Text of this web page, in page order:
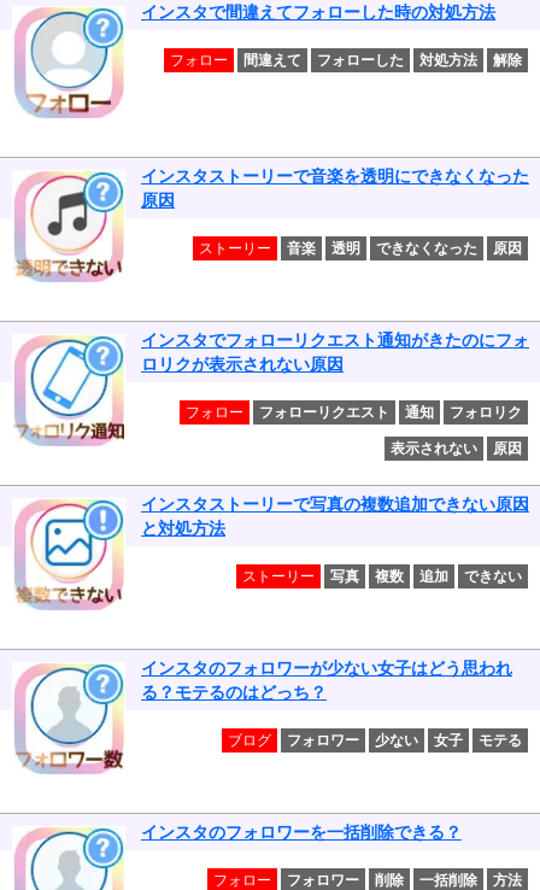
インスタで間違えてフォローした時の対処方法
フォロー 間違えて フォローした 対処方法 解除
インスタストーリーで音楽を透明にできなくなった
原因
ストーリー 音楽 透明 できなくなった 原因
インスタでフォローリクエスト通知がきたのにフォ
ロリクが表示されない原因
フォロー フォローリクエスト 通知 フォロリク
表示されない 原因
インスタストーリーで写真の複数追加できない原因
と対処方法
ストーリー 写真 複数 追加 できない
インスタのフォロワーが少ない女子はどう思われ
る？モテるのはどっち？
ブログ フォロワー 少ない 女子 モテる
インスタのフォロワーを一括削除できる？
フォロー フォロワー 削除 一括削除 方法